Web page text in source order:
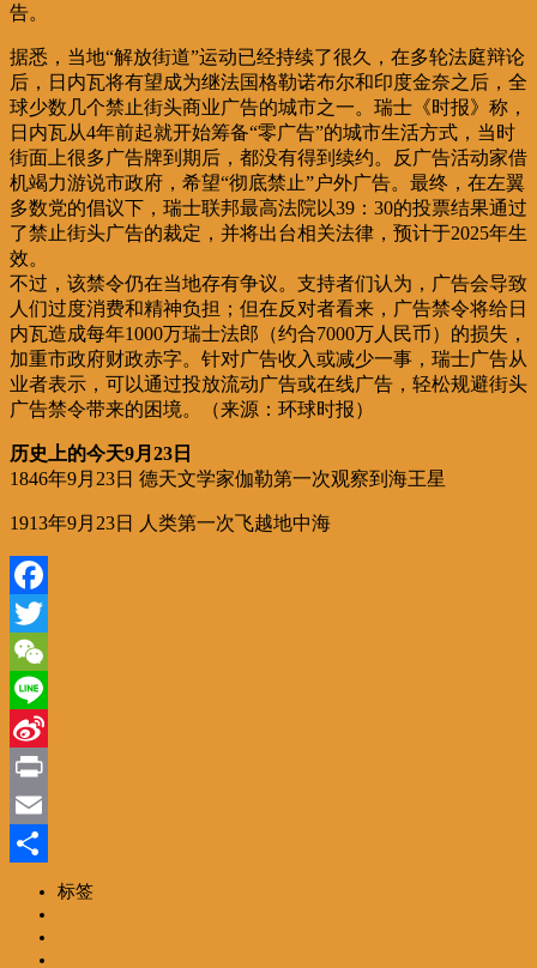
告。
据悉，当地“解放街道”运动已经持续了很久，在多轮法庭辩论
后，日内瓦将有望成为继法国格勒诺布尔和印度金奈之后，全
球少数几个禁止街头商业广告的城市之一。瑞士《时报》称，
日内瓦从4年前起就开始筹备“零广告”的城市生活方式，当时
街面上很多广告牌到期后，都没有得到续约。反广告活动家借
机竭力游说市政府，希望“彻底禁止”户外广告。最终，在左翼
多数党的倡议下，瑞士联邦最高法院以39：30的投票结果通过
了禁止街头广告的裁定，并将出台相关法律，预计于2025年生
效。
不过，该禁令仍在当地存有争议。支持者们认为，广告会导致
人们过度消费和精神负担；但在反对者看来，广告禁令将给日
内瓦造成每年1000万瑞士法郎（约合7000万人民币）的损失，
加重市政府财政赤字。针对广告收入或减少一事，瑞士广告从
业者表示，可以通过投放流动广告或在线广告，轻松规避街头
广告禁令带来的困境。（来源：环球时报）
历史上的今天9月23日
1846年9月23日 德天文学家伽勒第一次观察到海王星
1913年9月23日 人类第一次飞越地中海
Facebook
Twitter
WeChat
Line
Sina
Weibo
Print
Email
标签